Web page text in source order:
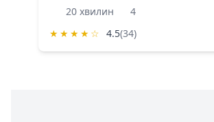
20 хвилин
4
★ ★ ★ ★ ☆ 4.5(34)